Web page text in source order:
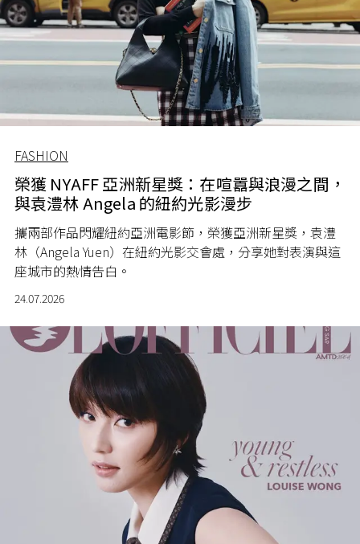
FASHION
榮獲 NYAFF 亞洲新星獎：在喧囂與浪漫之間，
與袁澧林 Angela 的紐約光影漫步
攜兩部作品閃耀紐約亞洲電影節，榮獲亞洲新星獎，袁澧
林（Angela Yuen）在紐約光影交會處，分享她對表演與這
座城市的熱情告白。
24.07.2026